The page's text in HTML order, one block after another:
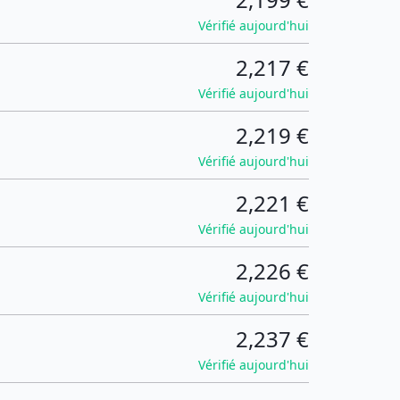
Vérifié aujourd'hui
2,217 €
Vérifié aujourd'hui
2,219 €
Vérifié aujourd'hui
2,221 €
Vérifié aujourd'hui
2,226 €
Vérifié aujourd'hui
2,237 €
Vérifié aujourd'hui